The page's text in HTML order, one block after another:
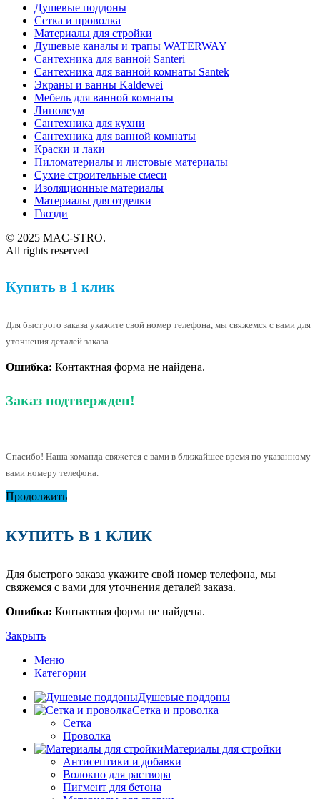
Душевые поддоны
Сетка и проволка
Материалы для стройки
Душевые каналы и трапы WATERWAY
Сантехника для ванной Santeri
Сантехника для ванной комнаты Santek
Экраны и ванны Kaldewei
Мебель для ванной комнаты
Линолеум
Сантехника для кухни
Сантехника для ванной комнаты
Краски и лаки
Пиломатериалы и листовые материалы
Сухие строительные смеси
Изоляционные материалы
Материалы для отделки
Гвозди
© 2025 MAC-STRO.
All rights reserved
Купить в 1 клик
Для быстрого заказа укажите свой номер телефона, мы свяжемся с вами для
уточнения деталей заказа.
Ошибка: Контактная форма не найдена.
Заказ подтвержден!
Спасибо! Наша команда свяжется с вами в ближайшее время по указанному
вами номеру телефона.
Продолжить
КУПИТЬ В 1 КЛИК
Для быстрого заказа укажите свой номер телефона, мы
свяжемся с вами для уточнения деталей заказа.
Ошибка: Контактная форма не найдена.
Закрыть
Меню
Категории
Душевые поддоны
Сетка и проволка
Сетка
Проволка
Материалы для стройки
Антисептики и добавки
Волокно для раствора
Пигмент для бетона